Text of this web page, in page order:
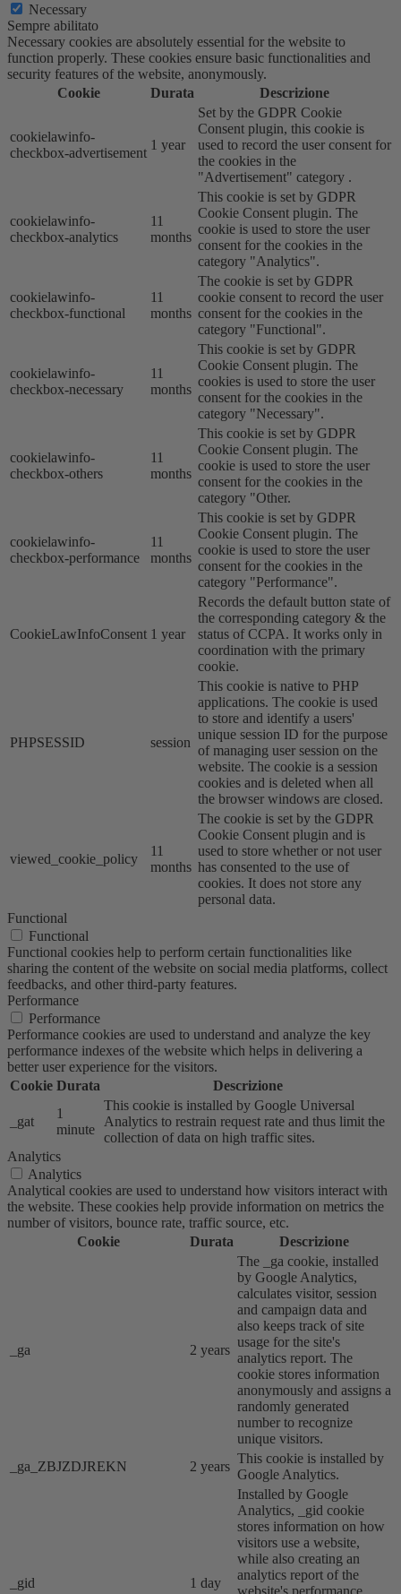
Necessary
Sempre abilitato
Necessary cookies are absolutely essential for the website to
function properly. These cookies ensure basic functionalities and
security features of the website, anonymously.
Cookie
Durata Descrizione
cookielawinfo-
checkbox-advertisement
1 year
Set by the GDPR Cookie
Consent plugin, this cookie is
used to record the user consent for
the cookies in the
"Advertisement" category .
cookielawinfo-
checkbox-analytics
11
months
This cookie is set by GDPR
Cookie Consent plugin. The
cookie is used to store the user
consent for the cookies in the
category "Analytics".
cookielawinfo-
checkbox-functional
11
months
The cookie is set by GDPR
cookie consent to record the user
consent for the cookies in the
category "Functional".
cookielawinfo-
checkbox-necessary
11
months
This cookie is set by GDPR
Cookie Consent plugin. The
cookies is used to store the user
consent for the cookies in the
category "Necessary".
cookielawinfo-
checkbox-others
11
months
This cookie is set by GDPR
Cookie Consent plugin. The
cookie is used to store the user
consent for the cookies in the
category "Other.
cookielawinfo-
checkbox-performance
11
months
This cookie is set by GDPR
Cookie Consent plugin. The
cookie is used to store the user
consent for the cookies in the
category "Performance".
CookieLawInfoConsent 1 year
Records the default button state of
the corresponding category & the
status of CCPA. It works only in
coordination with the primary
cookie.
PHPSESSID session
This cookie is native to PHP
applications. The cookie is used
to store and identify a users'
unique session ID for the purpose
of managing user session on the
website. The cookie is a session
cookies and is deleted when all
the browser windows are closed.
viewed_cookie_policy
11
months
The cookie is set by the GDPR
Cookie Consent plugin and is
used to store whether or not user
has consented to the use of
cookies. It does not store any
personal data.
Functional
Functional
Functional cookies help to perform certain functionalities like
sharing the content of the website on social media platforms, collect
feedbacks, and other third-party features.
Performance
Performance
Performance cookies are used to understand and analyze the key
performance indexes of the website which helps in delivering a
better user experience for the visitors.
Cookie Durata Descrizione
_gat
1
minute
This cookie is installed by Google Universal
Analytics to restrain request rate and thus limit the
collection of data on high traffic sites.
Analytics
Analytics
Analytical cookies are used to understand how visitors interact with
the website. These cookies help provide information on metrics the
number of visitors, bounce rate, traffic source, etc.
Cookie
Durata Descrizione
_ga 2 years
The _ga cookie, installed
by Google Analytics,
calculates visitor, session
and campaign data and
also keeps track of site
usage for the site's
analytics report. The
cookie stores information
anonymously and assigns a
randomly generated
number to recognize
unique visitors.
_ga_ZBJZDJREKN
2 years
This cookie is installed by
Google Analytics.
_gid 1 day
Installed by Google
Analytics, _gid cookie
stores information on how
visitors use a website,
while also creating an
analytics report of the
website's performance.